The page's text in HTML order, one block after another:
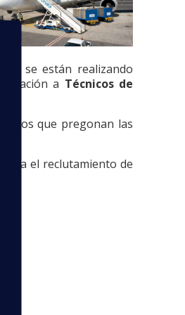
se están realizando
a Técnicos de
que pregonan las
el reclutamiento de